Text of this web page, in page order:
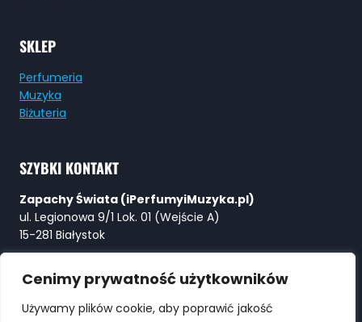
Cenimy prywatność użytkowników
Używamy plików cookie, aby poprawić jakość
SKLEP
Perfumeria
Muzyka
Biżuteria
SZYBKI KONTAKT
Zapachy Świata (iPerfumyiMuzyka.pl)
ul. Legionowa 9/1 Lok. 01 (Wejście A)
15-281 Białystok
E-mail:Perfumy@ZapachySwiata.com